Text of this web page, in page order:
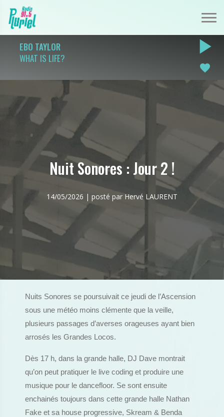
EBO TAYLOR
WHAT IS LIFE?
play_arrow
favorite
Nuit Sonores : Jour 2 !
14/05/2026 | posté par Hervé LAURENT
Nuits Sonores se poursuivait ce jeudi de l’Ascension
sous une météo moins clémente que la veille,
plusieurs passages d’averses orageuses ayant bien
arrosés les Grandes Locos.
Dès 17 h, dans la grande halle, DJ Dave montrait
qu’on peut pratiquer le live coding et produire une
musique pour le dancefloor. Se sont ensuite
enchainés toujours dans cette grande halle Nathan
Fake et sa house progressive, Skream & Benda